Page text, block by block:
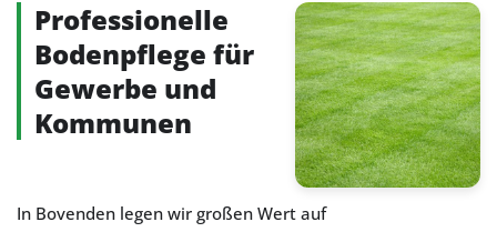
Professionelle
Bodenpflege für
Gewerbe und
Kommunen
In Bovenden legen wir großen Wert auf